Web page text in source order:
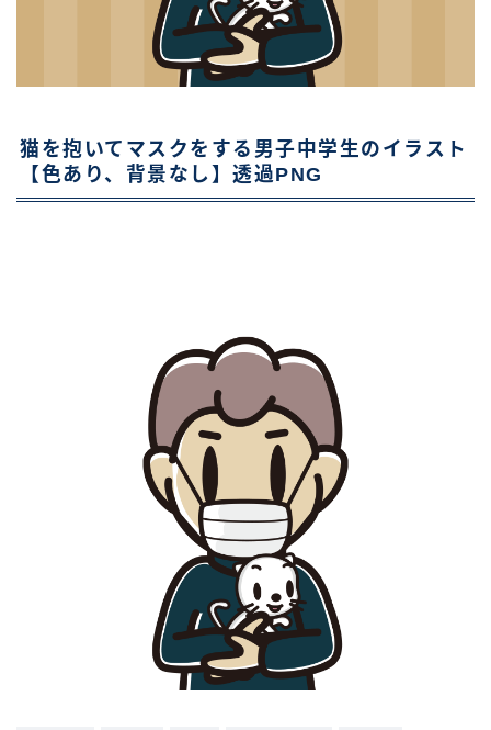
猫を抱いてマスクをする男子中学生のイラスト
【色あり、背景なし】透過PNG